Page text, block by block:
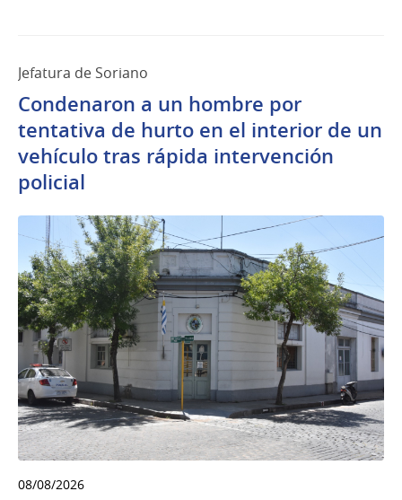
Jefatura de Soriano
Condenaron a un hombre por
tentativa de hurto en el interior de un
vehículo tras rápida intervención
policial
08/08/2026